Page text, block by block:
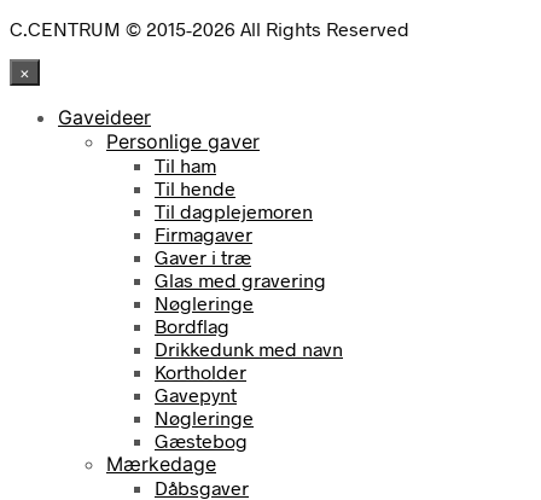
C.CENTRUM © 2015-2026 All Rights Reserved
×
Gaveideer
Personlige gaver
Til ham
Til hende
Til dagplejemoren
Firmagaver
Gaver i træ
Glas med gravering
Nøgleringe
Bordflag
Drikkedunk med navn
Kortholder
Gavepynt
Nøgleringe
Gæstebog
Mærkedage
Dåbsgaver